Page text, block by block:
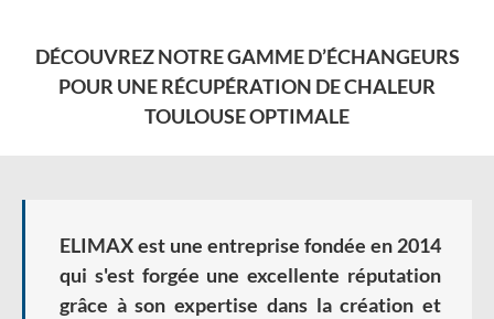
DÉCOUVREZ NOTRE GAMME D’ÉCHANGEURS
POUR UNE RÉCUPÉRATION DE CHALEUR
TOULOUSE OPTIMALE
ELIMAX est une entreprise fondée en 2014
qui s'est forgée une excellente réputation
grâce à son expertise dans la création et